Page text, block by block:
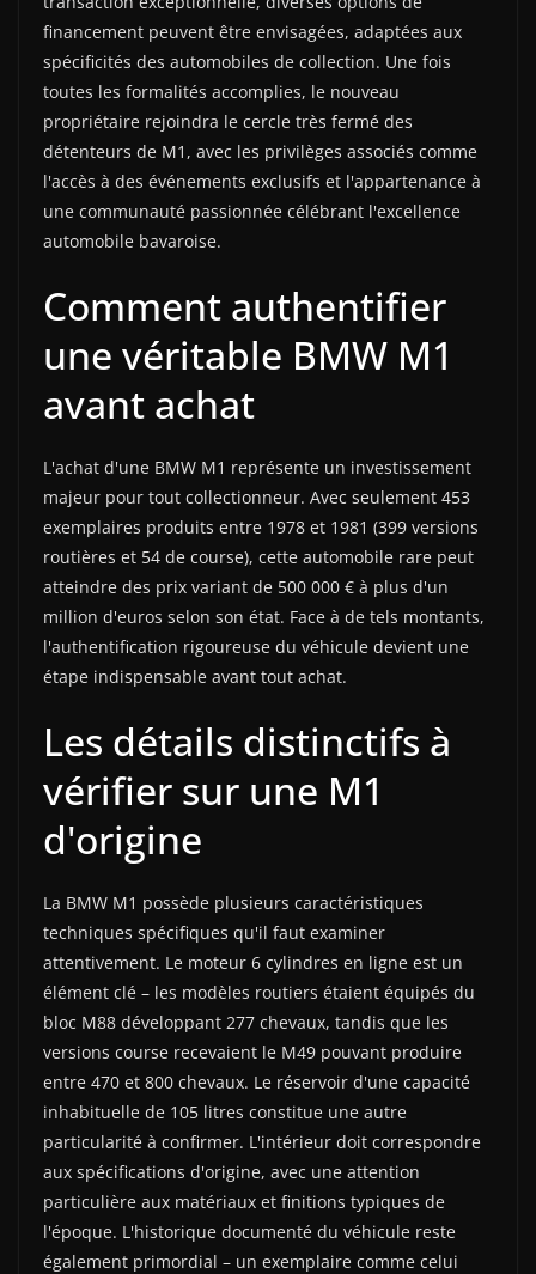
financement peuvent être envisagées, adaptées aux
spécificités des automobiles de collection. Une fois
toutes les formalités accomplies, le nouveau
propriétaire rejoindra le cercle très fermé des
détenteurs de M1, avec les privilèges associés comme
l'accès à des événements exclusifs et l'appartenance à
une communauté passionnée célébrant l'excellence
automobile bavaroise.
Comment authentifier
une véritable BMW M1
avant achat
L'achat d'une BMW M1 représente un investissement
majeur pour tout collectionneur. Avec seulement 453
exemplaires produits entre 1978 et 1981 (399 versions
routières et 54 de course), cette automobile rare peut
atteindre des prix variant de 500 000 € à plus d'un
million d'euros selon son état. Face à de tels montants,
l'authentification rigoureuse du véhicule devient une
étape indispensable avant tout achat.
Les détails distinctifs à
vérifier sur une M1
d'origine
La BMW M1 possède plusieurs caractéristiques
techniques spécifiques qu'il faut examiner
attentivement. Le moteur 6 cylindres en ligne est un
élément clé – les modèles routiers étaient équipés du
bloc M88 développant 277 chevaux, tandis que les
versions course recevaient le M49 pouvant produire
entre 470 et 800 chevaux. Le réservoir d'une capacité
inhabituelle de 105 litres constitue une autre
particularité à confirmer. L'intérieur doit correspondre
aux spécifications d'origine, avec une attention
particulière aux matériaux et finitions typiques de
l'époque. L'historique documenté du véhicule reste
également primordial – un exemplaire comme celui